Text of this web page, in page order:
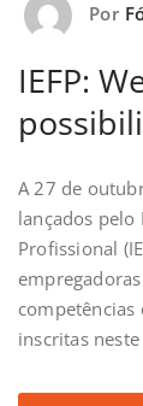
Por
IEFP:
A 27 de
lançados pelo
Profissional
competências
inscritas